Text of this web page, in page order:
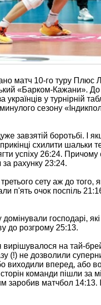
матч 10-го туру Плюс
«Барком-Кажани». До
у турнірній
сезону
завзятій боротьбі. І
схилити шальки
успіху 26:24.
за рахунку 23:24.
сету аж до того,
п'ять очок поспіль
домінували господарі,
до розгрому 25:13.
на тай-
(!) не дозволили
виходили вперед, або
команди пішли за
матчбол 14:13. І